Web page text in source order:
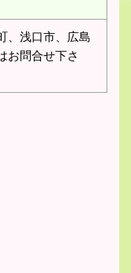
、浅口市、広島
お問合せ下さ